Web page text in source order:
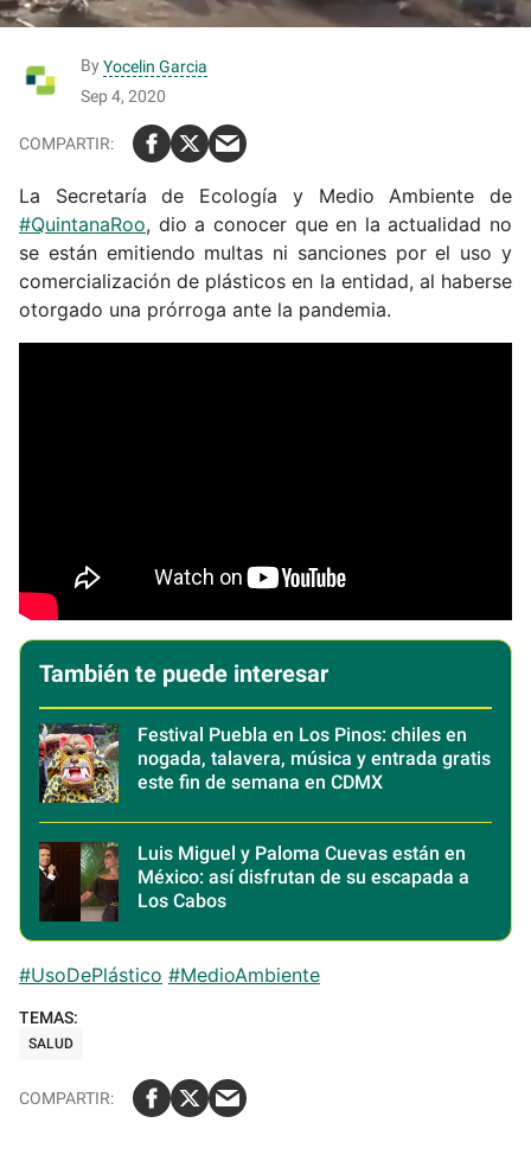
By Yocelin Garcia
Sep 4, 2020
La Secretaría de Ecología y Medio Ambiente de
#QuintanaRoo, dio a conocer que en la actualidad no
se están emitiendo multas ni sanciones por el uso y
comercialización de plásticos en la entidad, al haberse
otorgado una prórroga ante la pandemia.
También te puede interesar
Festival Puebla en Los Pinos: chiles en
nogada, talavera, música y entrada gratis
este fin de semana en CDMX
Luis Miguel y Paloma Cuevas están en
México: así disfrutan de su escapada a
Los Cabos
#UsoDePlástico #MedioAmbiente
SALUD